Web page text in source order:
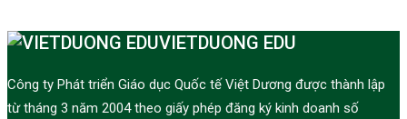
VIETDUONG EDU
Công ty Phát triển Giáo dục Quốc tế Việt Dương được thành lập
từ tháng 3 năm 2004 theo giấy phép đăng ký kinh doanh số